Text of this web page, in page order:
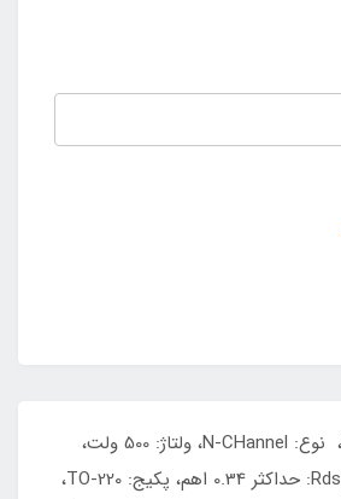
قطعه: STP14NK50Z، نوع: N-CHannel، ولتاژ: 500 ولت،
جریان: 14 آمپر، (Rds(on: حداکثر 0.34 اهم، پکیج: TO-220،